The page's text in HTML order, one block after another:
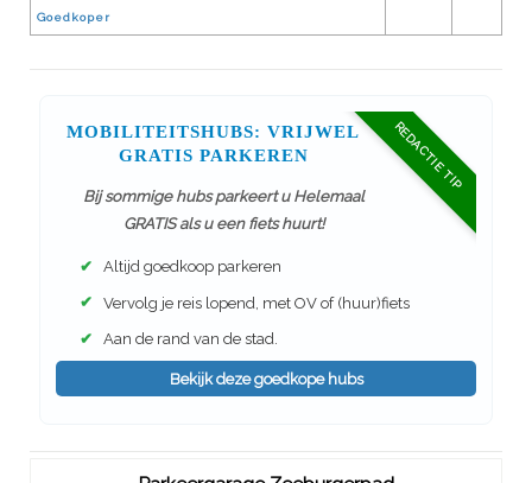
Goedkoper
REDACTIE TIP
MOBILITEITSHUBS: VRIJWEL
GRATIS PARKEREN
Bij sommige hubs parkeert u Helemaal
GRATIS als u een fiets huurt!
✔ Altijd goedkoop parkeren
✔ Vervolg je reis lopend, met OV of (huur)fiets
✔ Aan de rand van de stad.
Bekijk deze goedkope hubs